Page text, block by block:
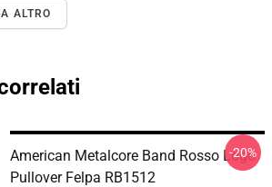
ALTRO
American Metalcore Band Rosso Logo
Pullover Felpa RB1512
-20%